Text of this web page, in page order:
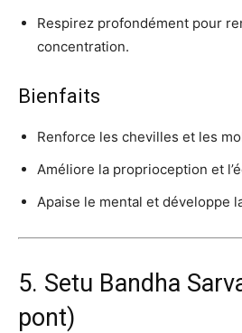
Respirez profondément pour
concentration.
Bienfaits
Renforce les chevilles et les
Améliore la proprioception et
Apaise le mental et développe
5. Setu Bandha
pont)